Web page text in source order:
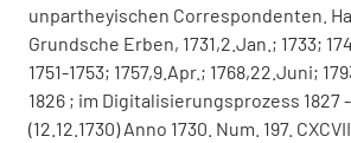
unpartheyischen Correspondenten.
Grundsche Erben, 1731,2.Jan.; 1733;
1751-1753; 1757,9.Apr.; 1768,22.Juni;
1826 ; im Digitalisierungsprozess 1827 -
(12.12.1730) Anno 1730. Num. 197.